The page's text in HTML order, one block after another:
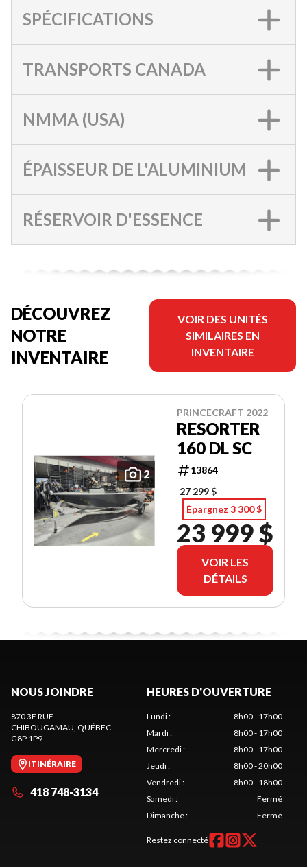
SPÉCIFICATIONS
TRANSPORTS CANADA
NMMA (USA)
ÉPAISSEUR DE L'ALUMINIUM
RÉSERVOIR D'ESSENCE
DÉCOUVREZ
NOTRE
INVENTAIRE
VOIR DES UNITÉS
SIMILAIRES EN
INVENTAIRE
2
PRINCECRAFT 2022
RESORTER
160 DL SC
13864
27 299 $
Épargnez 3 300 $
23 999 $
VOIR LES
DÉTAILS
NOUS JOINDRE
870 3E RUE
CHIBOUGAMAU , QUÉBEC
G8P 1P9
ITINÉRAIRE
418 748-3134
HEURES D'OUVERTURE
Lundi:
8h00 - 17h00
Mardi:
8h00 - 17h00
Mercredi:
8h00 - 17h00
Jeudi:
8h00 - 20h00
Vendredi:
8h00 - 18h00
Samedi:
Fermé
Dimanche: Fermé
Restez connecté